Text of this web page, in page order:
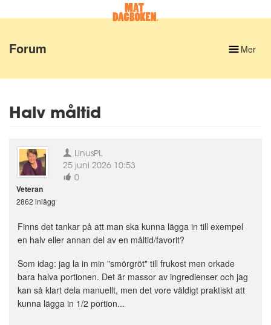
Forum Mer
Halv måltid
Veteran
2862 inlägg
LinusPL
25 juni 2026 10:53
0
Finns det tankar på att man ska kunna lägga in till exempel
en halv eller annan del av en måltid/favorit?
Som idag: jag la in min "smörgröt" till frukost men orkade
bara halva portionen. Det är massor av ingredienser och jag
kan så klart dela manuellt, men det vore väldigt praktiskt att
kunna lägga in 1/2 portion...